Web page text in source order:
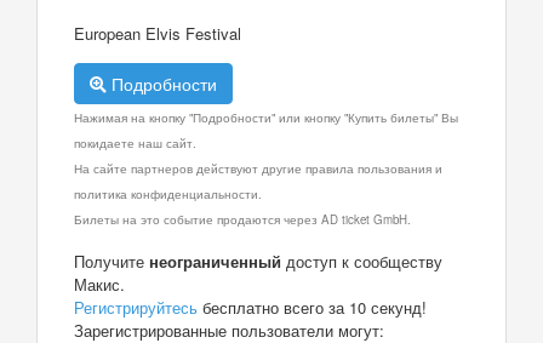
European Elvis Festival
Подробности
Нажимая на кнопку "Подробности" или кнопку "Купить билеты" Вы
покидаете наш сайт.
На сайте партнеров действуют другие правила пользования и
политика конфиденциальности.
Билеты на это событие продаются через AD ticket GmbH.
Получите неограниченный доступ к сообществу
Макис.
Регистрируйтесь бесплатно всего за 10 секунд!
Зарегистрированные пользователи могут: